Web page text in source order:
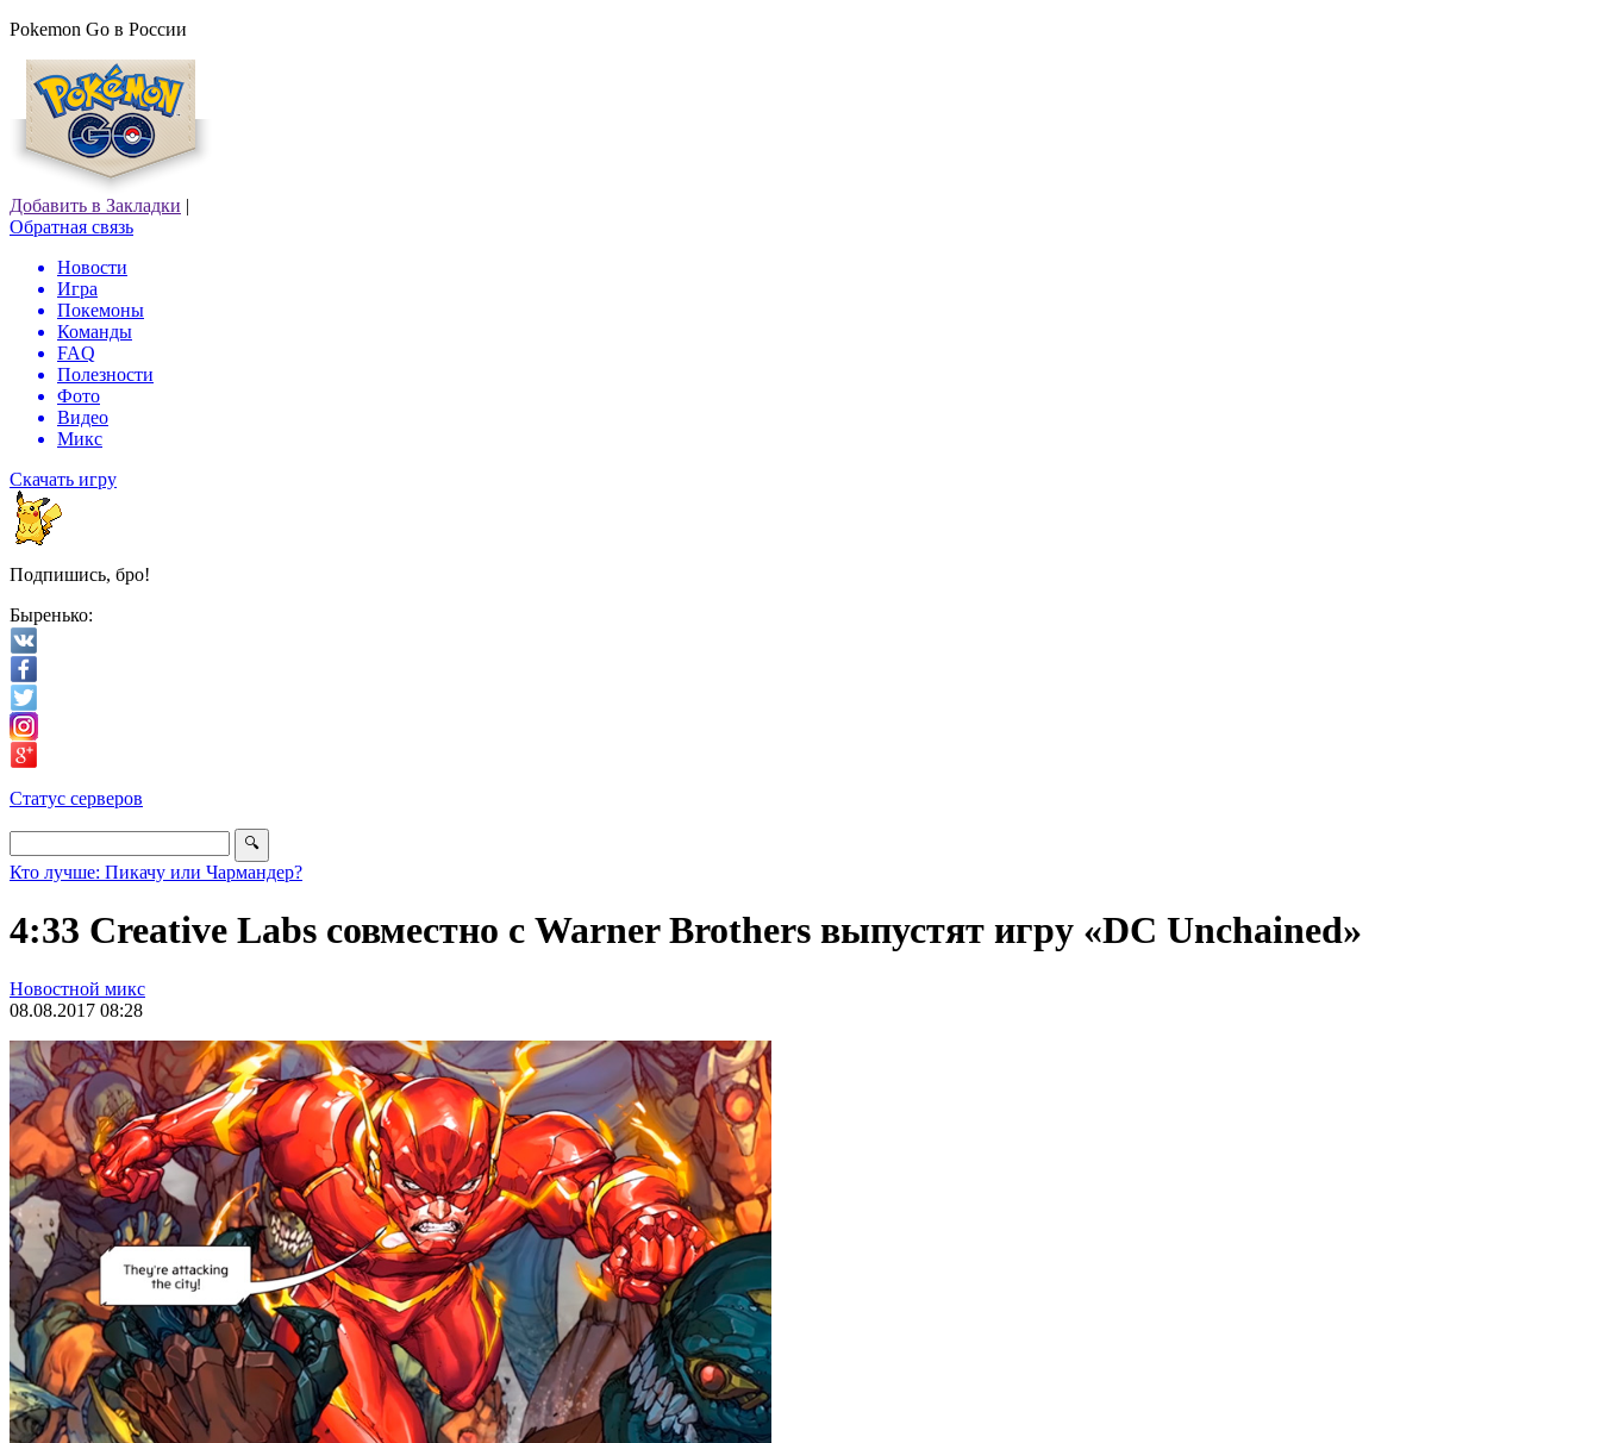
Pokemon Go в России
Добавить в Закладки |
Обратная связь
Новости
Игра
Покемоны
Команды
FAQ
Полезности
Фото
Видео
Микс
Скачать игру
Подпишись, бро!
Быренько:
Статус серверов
Кто лучше: Пикачу или Чармандер?
4:33 Creative Labs совместно с Warner Brothers выпустят игру «DC Unchained»
Новостной микс
08.08.2017 08:28